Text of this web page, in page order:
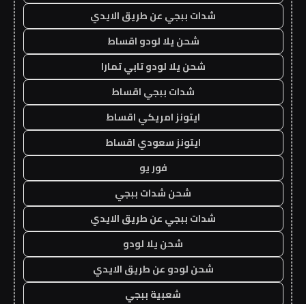
شدات ببجي عن طريق الايدي
شحن يلا لودو اقساط
شحن يلا لودو تابي تمارا
شدات ببجي اقساط
ايتونز امريكي اقساط
ايتونز سعودي اقساط
فور يو
شحن شدات ببجي
شدات ببجي عن طريق الايدي
شحن يلا لودو
شحن لودو عن طريق الايدي
شعبية ببجي